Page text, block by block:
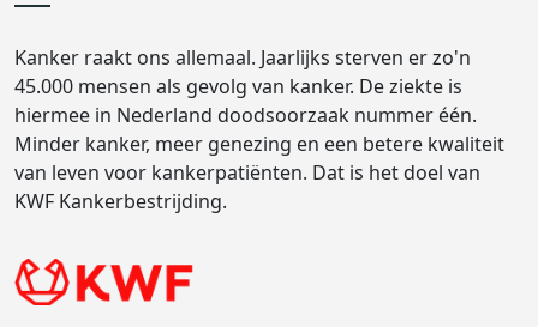
Kanker raakt ons allemaal. Jaarlijks sterven er zo'n
45.000 mensen als gevolg van kanker. De ziekte is
hiermee in Nederland doodsoorzaak nummer één.
Minder kanker, meer genezing en een betere kwaliteit
van leven voor kankerpatiënten. Dat is het doel van
KWF Kankerbestrijding.